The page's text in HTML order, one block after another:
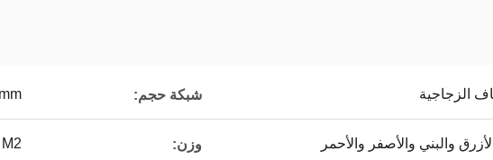
الزجاجية شبكة حجم:
والبني والأصفر والأحمر وزن: